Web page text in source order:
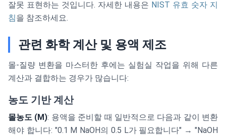
잘못 표현하는 것입니다. 자세한 내용은 NIST 유효 숫자 지
침을 참조하세요.
관련 화학 계산 및 용액 제조
몰-질량 변환을 마스터한 후에는 실험실 작업을 위해 다른
계산과 결합하는 경우가 많습니다:
농도 기반 계산
몰농도 (M): 용액을 준비할 때 일반적으로 다음과 같이 변환
해야 합니다: "0.1 M NaOH의 0.5 L가 필요합니다" → "NaOH